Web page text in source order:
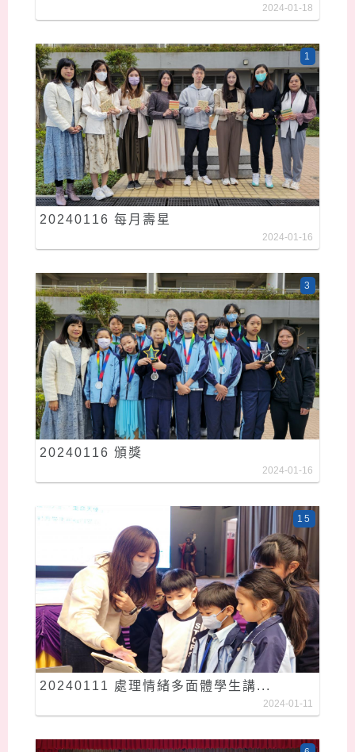
2024-01-18
20240116 每月壽星
1
2024-01-16
20240116 頒獎
3
2024-01-16
20240111 處理情緒多面體學生講...
15
2024-01-11